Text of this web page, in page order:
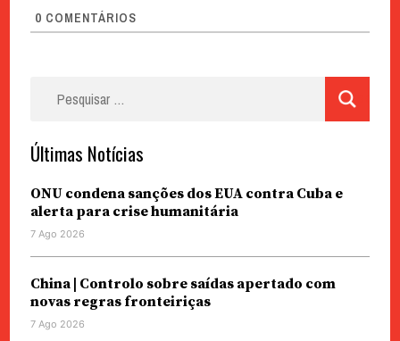
0 COMENTÁRIOS
Últimas Notícias
ONU condena sanções dos EUA contra Cuba e
alerta para crise humanitária
7 Ago 2026
China | Controlo sobre saídas apertado com
novas regras fronteiriças
7 Ago 2026